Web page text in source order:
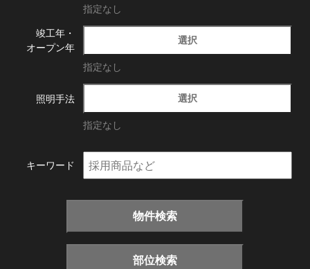
指定なし
竣工年・
オープン年
選択
指定なし
照明手法 選択
指定なし
キーワード
物件検索
部位検索